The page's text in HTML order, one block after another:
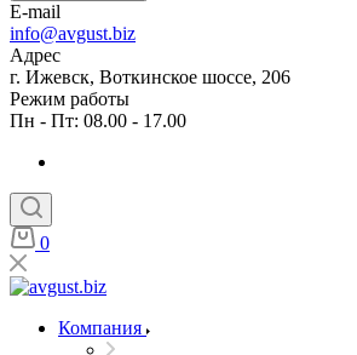
E-mail
info@avgust.biz
Адрес
г. Ижевск, Воткинское шоссе, 206
Режим работы
Пн - Пт: 08.00 - 17.00
0
Компания